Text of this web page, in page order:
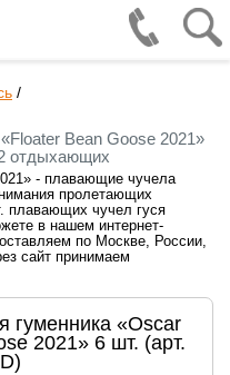
/
Bean Goose 2021»
отдыхающих
- плавающие чучела
пролетающих
плавающих чучел гуся
в нашем интернет-
по Москве, России,
сайт принимаем
гуменника «Oscar
2021» 6 шт. (арт.